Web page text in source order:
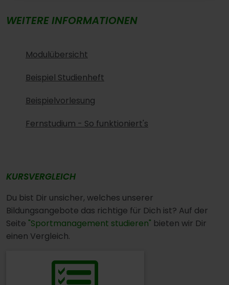
WEITERE INFORMATIONEN
Modulübersicht
Beispiel Studienheft
Beispielvorlesung
Fernstudium - So funktioniert's
KURSVERGLEICH
Du bist Dir unsicher, welches unserer
Bildungsangebote das richtige für Dich ist? Auf der
Seite "Sportmanagement studieren" bieten wir Dir
einen Vergleich.